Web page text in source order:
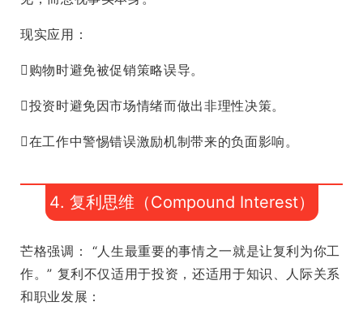
现实应用：
购物时避免被促销策略误导。
投资时避免因市场情绪而做出非理性决策。
在工作中警惕错误激励机制带来的负面影响。
4. 复利思维（Compound Interest）
芒格强调： “人生最重要的事情之一就是让复利为你工
作。” 复利不仅适用于投资，还适用于知识、人际关系
和职业发展：